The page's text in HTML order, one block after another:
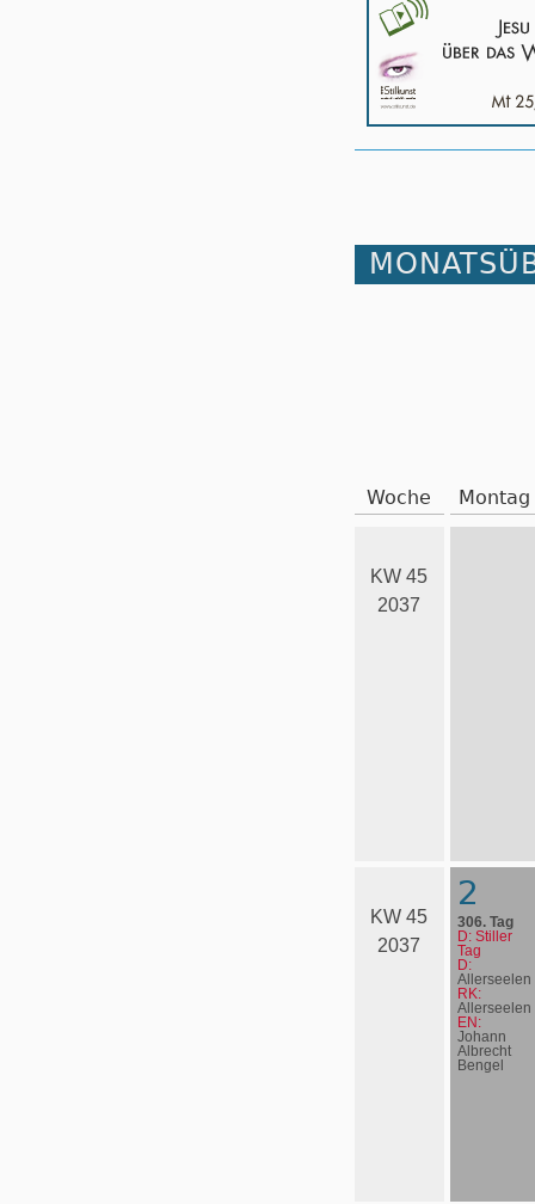
Woche Montag
KW 45
2037
KW 45
2037
2
306. Tag
D: Stiller
Tag
D:
Allerseelen
RK:
Allerseelen
EN:
Johann
Albrecht
Bengel